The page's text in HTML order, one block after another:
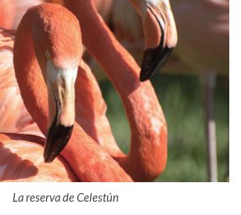
La reserva de Celestún